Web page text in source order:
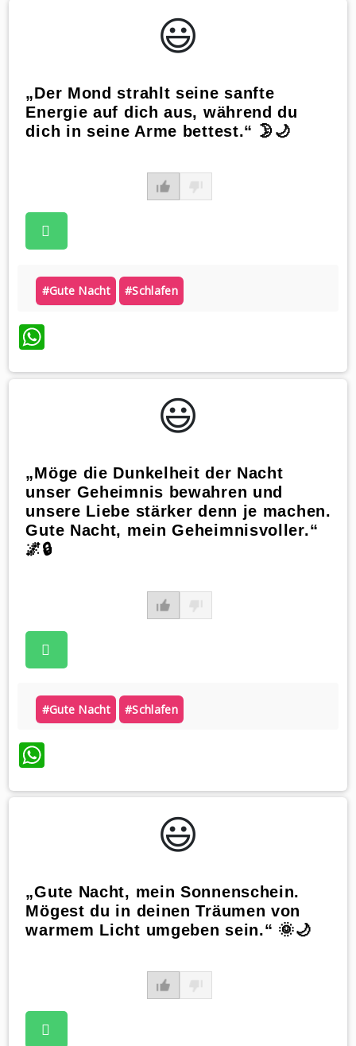
😃️
„Der Mond strahlt seine sanfte
Energie auf dich aus, während du
dich in seine Arme bettest.“ 🌛🌙
#gute Nacht #schlafen
WhatsApp
😃️
„Möge die Dunkelheit der Nacht
unser Geheimnis bewahren und
unsere Liebe stärker denn je machen.
Gute Nacht, mein Geheimnisvoller.“
🌌🔒
#gute Nacht #schlafen
WhatsApp
😃️
„Gute Nacht, mein Sonnenschein.
Mögest du in deinen Träumen von
warmem Licht umgeben sein.“ 🌞🌙